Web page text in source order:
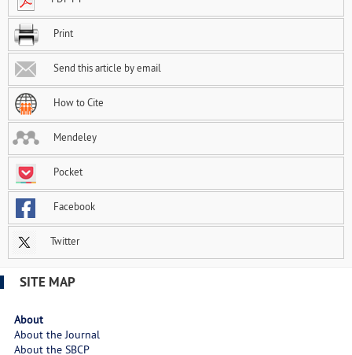
Print
Send this article by email
How to Cite
Mendeley
Pocket
Facebook
Twitter
SITE MAP
About
About the Journal
About the SBCP